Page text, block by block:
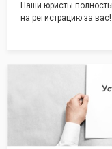
Наши юристы
на регистрацию за
большая часть
оформление самого
себя! Многолетний
юристов позволяет
ошибок, тем самым
успешную